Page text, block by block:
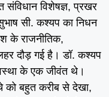
संविधान विशेषज्ञ, प्रखर
सी. कश्यप का निधन
के राजनीतिक,
दौड़ गई है। डॉ. कश्यप
के एक जीवंत थे।
को बहुत करीब से देखा,